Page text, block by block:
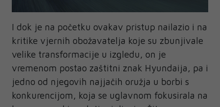
I dok je na početku ovakav pristup nailazio i na
kritike vjernih obožavatelja koje su zbunjivale
velike transformacije u izgledu, on je
vremenom postao zaštitni znak Hyundaija, pa i
jedno od njegovih najjačih oružja u borbi s
konkurencijom, koja se uglavnom fokusirala na